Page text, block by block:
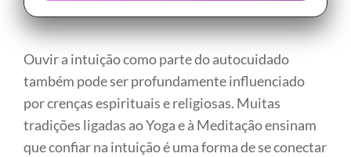
Ouvir a intuição como parte do autocuidado
também pode ser profundamente influenciado
por crenças espirituais e religiosas. Muitas
tradições ligadas ao Yoga e à Meditação ensinam
que confiar na intuição é uma forma de se conectar